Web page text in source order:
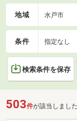
地域 水戸市
条件 指定なし
検索条件を保存
503件が該当しました